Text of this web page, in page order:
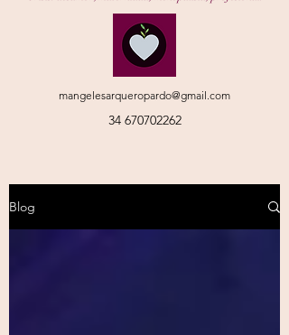
mangelesarqueropardo@gmail.com
34 670702262
Blog